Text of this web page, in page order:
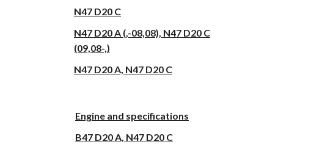
N47 D20 C
N47 D20 A (,-08,08), N47 D20 C
(09,08-,)
N47 D20 A, N47 D20 C
Engine and specifications
B47 D20 A, N47 D20 C